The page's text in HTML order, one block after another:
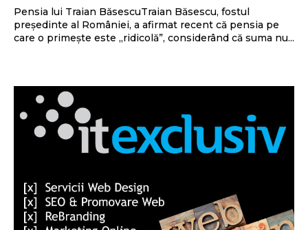
Pensia lui Traian BăsescuTraian Băsescu, fostul
președinte al României, a afirmat recent că pensia pe
care o primește este „ridicolă”, considerând că suma nu...